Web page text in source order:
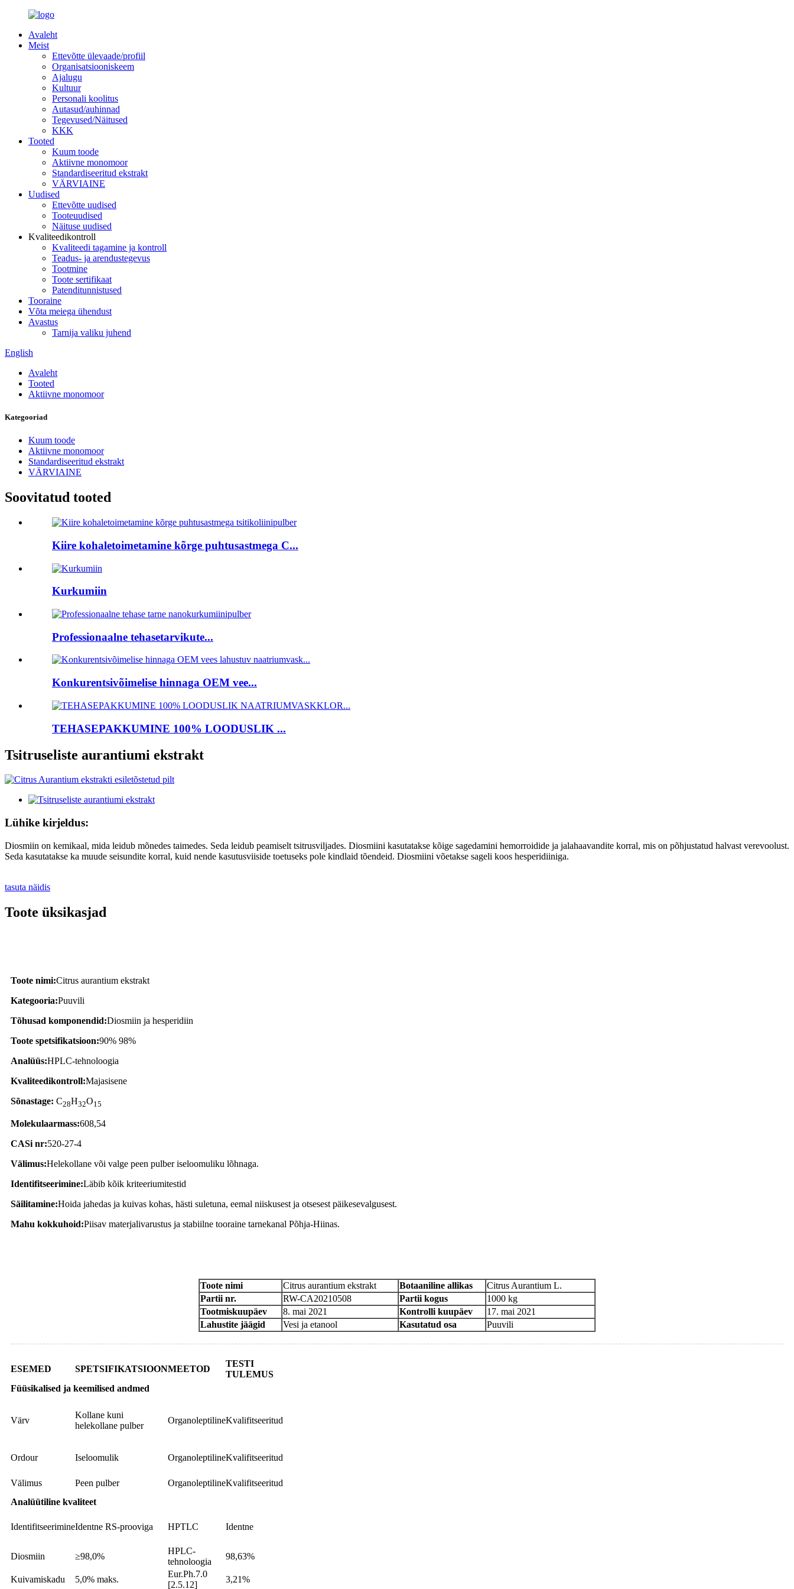
Avaleht
Meist
Ettevõtte ülevaade/profiil
Organisatsiooniskeem
Ajalugu
Kultuur
Personali koolitus
Autasud/auhinnad
Tegevused/Näitused
KKK
Tooted
Kuum toode
Aktiivne monomoor
Standardiseeritud ekstrakt
VÄRVIAINE
Uudised
Ettevõtte uudised
Tooteuudised
Näituse uudised
Kvaliteedikontroll
Kvaliteedi tagamine ja kontroll
Teadus- ja arendustegevus
Tootmine
Toote sertifikaat
Patenditunnistused
Tooraine
Võta meiega ühendust
Avastus
Tarnija valiku juhend
English
Avaleht
Tooted
Aktiivne monomoor
Kategooriad
Kuum toode
Aktiivne monomoor
Standardiseeritud ekstrakt
VÄRVIAINE
Soovitatud tooted
Kiire kohaletoimetamine kõrge puhtusastmega C...
Kurkumiin
Professionaalne tehasetarvikute...
Konkurentsivõimelise hinnaga OEM vee...
TEHASEPAKKUMINE 100% LOODUSLIK ...
Tsitruseliste aurantiumi ekstrakt
Lühike kirjeldus:
Diosmiin on kemikaal, mida leidub mõnedes taimedes. Seda leidub peamiselt tsitrusviljades. Diosmiini kasutatakse kõige sagedamini hemorroidide ja jalahaavandite korral, mis on põhjustatud halvast verevoolust.
Seda kasutatakse ka muude seisundite korral, kuid nende kasutusviiside toetuseks pole kindlaid tõendeid. Diosmiini võetakse sageli koos hesperidiiniga.
tasuta näidis
Toote üksikasjad
Toote nimi:Citrus aurantium ekstrakt
Kategooria:Puuvili
Tõhusad komponendid:Diosmiin ja hesperidiin
Toote spetsifikatsioon:90% 98%
Analüüs:HPLC-tehnoloogia
Kvaliteedikontroll:Majasisene
Sõnastage: C28H32O15
Molekulaarmass:608,54
CASi nr:520-27-4
Välimus:Helekollane või valge peen pulber iseloomuliku lõhnaga.
Identifitseerimine:Läbib kõik kriteeriumitestid
Säilitamine:Hoida jahedas ja kuivas kohas, hästi suletuna, eemal niiskusest ja otsesest päikesevalgusest.
Mahu kokkuhoid:Piisav materjalivarustus ja stabiilne tooraine tarnekanal Põhja-Hiinas.
Toote nimi Citrus aurantium ekstrakt Botaaniline allikas
Citrus Aurantium L.
Partii nr.
RW-CA20210508 Partii kogus
1000 kg
Tootmiskuupäev
8. mai 2021 Kontrolli kuupäev
17. mai 2021
Lahustite jäägid
Vesi ja etanool Kasutatud osa Puuvili
ESEMED SPETSIFIKATSIOONMEETOD
TESTI
TULEMUS
Füüsikalised ja keemilised andmed
Värv
Kollane kuni
helekollane pulber
OrganoleptilineKvalifitseeritud
Ordour Iseloomulik OrganoleptilineKvalifitseeritud
Välimus Peen pulber OrganoleptilineKvalifitseeritud
Analüütiline kvaliteet
IdentifitseerimineIdentne RS-prooviga HPTLC Identne
Diosmiin ≥98,0%
HPLC-
tehnoloogia
98,63%
Kuivamiskadu 5,0% maks.
Eur.Ph.7.0
[2.5.12]
3,21%